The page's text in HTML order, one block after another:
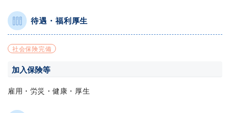
待遇・福利厚生
社会保険完備
加入保険等
雇用・労災・健康・厚生